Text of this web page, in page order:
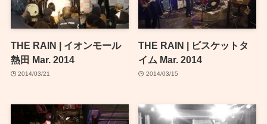
THE RAIN | イオンモール
熱田 Mar. 2014
2014/03/21
THE RAIN | ビスケットタ
イム Mar. 2014
2014/03/15